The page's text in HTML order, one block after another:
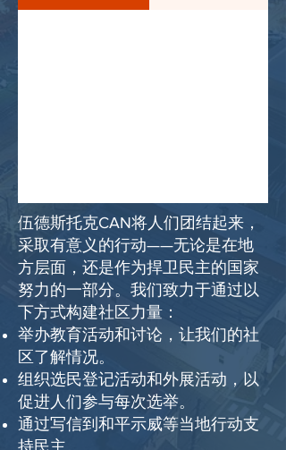
伍德斯托克CAN将人们团结起来，
采取有意义的行动——无论是在地
方层面，还是作为捍卫民主的国家
努力的一部分。我们致力于通过以
下方式构建社区力量：
举办教育活动和讨论，让我们的社
区了解情况。
组织选民登记活动和外展活动，以
促进人们参与每次选举。
通过写信到和平示威等当地行动支
持民主。